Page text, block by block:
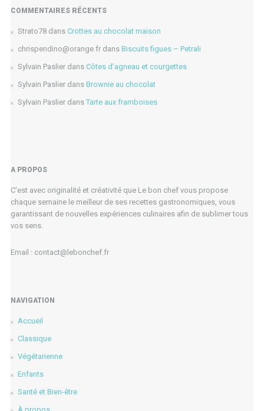
COMMENTAIRES RÉCENTS
Strato78dans Crottes au chocolat maison
chrispendino@orange.frdans Biscuits figues – Petrali
Sylvain Paslierdans Côtes d’agneau et courgettes
Sylvain Paslierdans Brownie au chocolat
Sylvain Paslierdans Tarte aux framboises
A PROPOS
C'est avec originalité et créativité que Le bon chef vous propose
chaque semaine le meilleur de ses recettes gastronomiques, vous
garantissant de nouvelles expériences culinaires afin de sublimer tous
vos sens.
Email : contact@lebonchef.fr
NAVIGATION
Accueil
Classique
Végétarienne
Enfants
Santé et Bien-être